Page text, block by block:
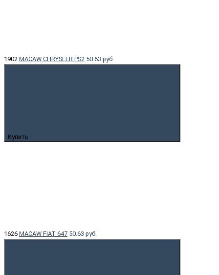
1902 MACAW CHRYSLER PS2 50.63 руб.
Купить
1626 MACAW FIAT 647 50.63 руб.